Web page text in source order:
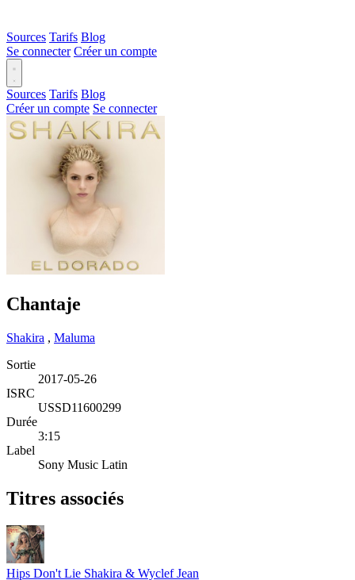
Sources Tarifs Blog
Se connecter Créer un compte
Sources Tarifs Blog
Créer un compte Se connecter
Chantaje
Shakira , Maluma
Sortie
2017-05-26
ISRC
USSD11600299
Durée
3:15
Label
Sony Music Latin
Titres associés
Hips Don't Lie Shakira & Wyclef Jean